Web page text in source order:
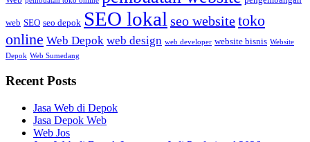
web SEO seo depok SEO lokal seo websitetoko
online Web Depok web design web developer website bisnis Website
Depok Web Sumedang
Recent Posts
Jasa Web di Depok
Jasa Depok Web
Web Jos